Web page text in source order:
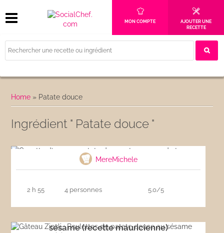
MON COMPTE
AJOUTER UNE
RECETTE
Home » Patate douce
Ingrédient " Patate douce "
Cocotte d’agneau patate douce et pommes
MereMichele
2 h 55 4 personnes 5.0/5
sésame (recette mauricienne)